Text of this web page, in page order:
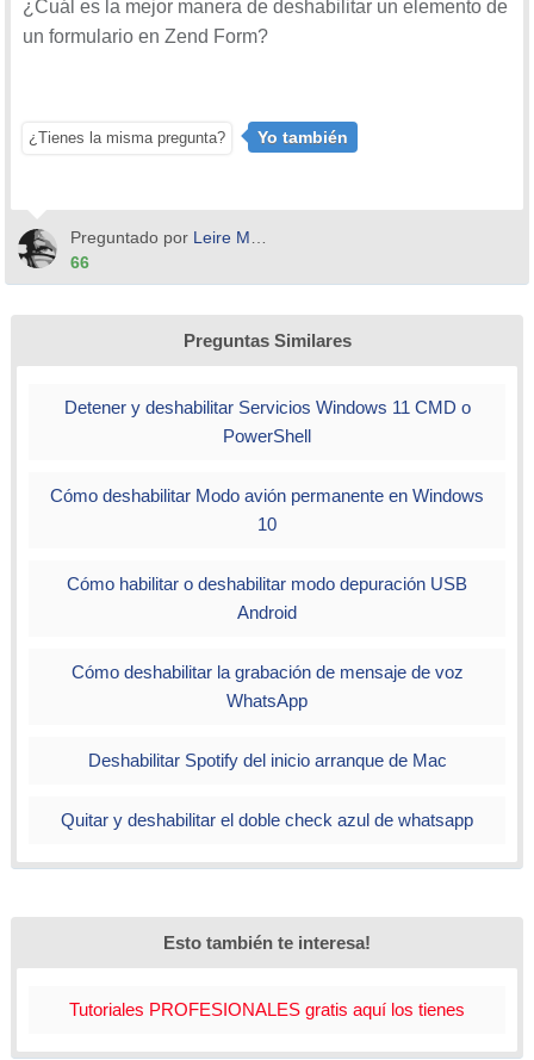
¿Cuál es la mejor manera de deshabilitar un elemento de
un formulario en Zend Form?
¿Tienes la misma pregunta? Yo también
Preguntado por Leire Martinez
66
Preguntas Similares
Detener y deshabilitar Servicios Windows 11 CMD o
PowerShell
Cómo deshabilitar Modo avión permanente en Windows
10
Cómo habilitar o deshabilitar modo depuración USB
Android
Cómo deshabilitar la grabación de mensaje de voz
WhatsApp
Deshabilitar Spotify del inicio arranque de Mac
Quitar y deshabilitar el doble check azul de whatsapp
Esto también te interesa!
Tutoriales PROFESIONALES gratis aquí los tienes